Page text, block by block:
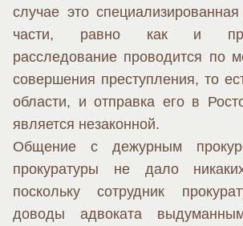
случае это
части, равно как и
расследование проводится по
совершения преступления, то
области, и отправка его в
является незаконной.
Общение с дежурным
прокуратуры не дало
поскольку сотрудник
доводы адвоката